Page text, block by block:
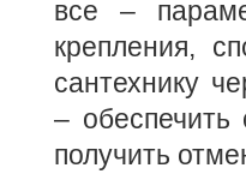
все –
крепления,
сантехнику
– обеспечить
получить